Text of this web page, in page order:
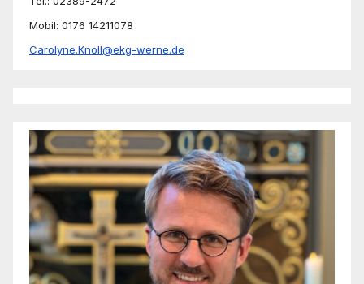
Mobil: 0176 14211078
Carolyne.Knoll@ekg-werne.de